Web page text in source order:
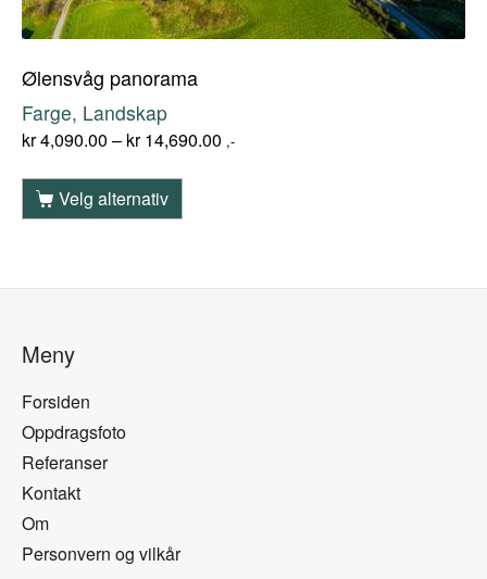
Ølensvåg panorama
Farge, Landskap
kr4,090.00 – kr14,690.00 ,-
Velg alternativ
Meny
Forsiden
Oppdragsfoto
Referanser
Kontakt
Om
Personvern og vilkår